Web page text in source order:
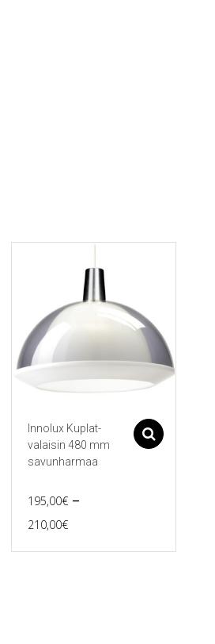
Lisää ostoskoriin
Innolux Kuplat-
valaisin 480 mm
savunharmaa
195,00€ –
210,00€Price
range:
tuotteella